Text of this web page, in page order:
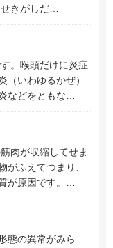
きがしだ…
。喉頭だけに炎症
（いわゆるかぜ）
などをともな…
肉が収縮してせま
がふえてつまり、
が原因です。…
態の異常がみら